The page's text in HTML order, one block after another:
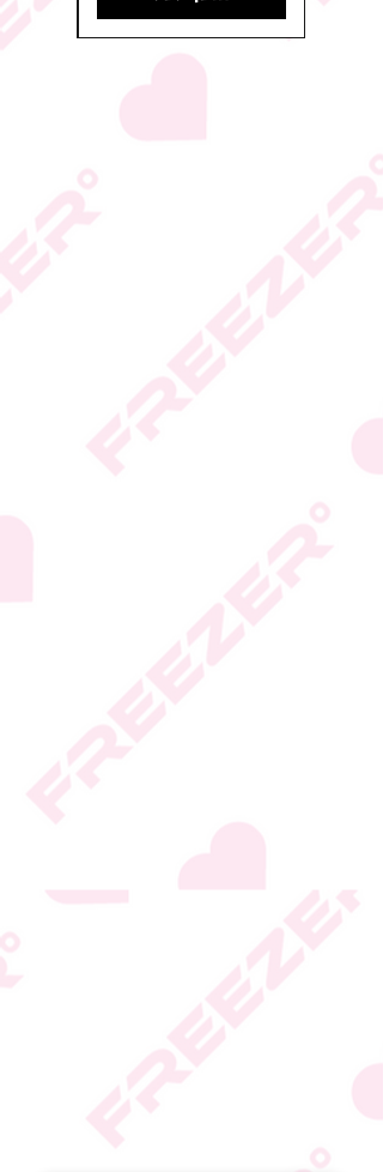
* ייתכנו שינויים בסימון
הכשרות על פי החלטת
היצרן או גוף הכשרות;
המידע המעודכן מופיע על
* טעות סופר בתיאור המוצר
החברה
* ט.ל.ח.